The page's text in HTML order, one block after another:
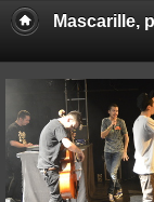
Mascarille,